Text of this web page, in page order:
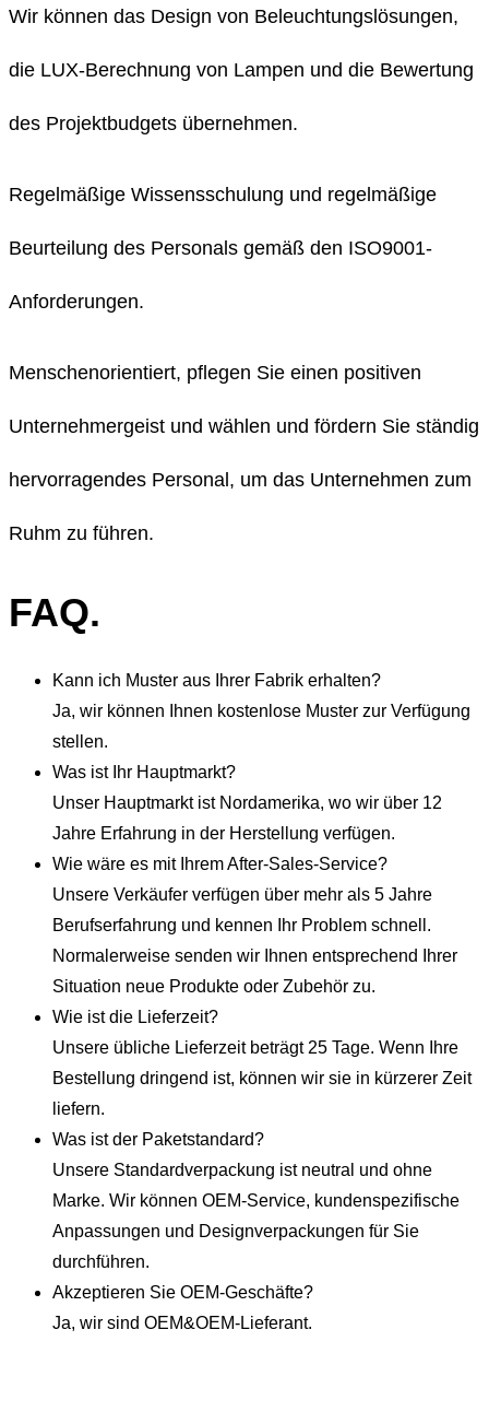
Wir können das Design von Beleuchtungslösungen,
die LUX-Berechnung von Lampen und die Bewertung
des Projektbudgets übernehmen.
Regelmäßige Wissensschulung und regelmäßige
Beurteilung des Personals gemäß den ISO9001-
Anforderungen.
Menschenorientiert, pflegen Sie einen positiven
Unternehmergeist und wählen und fördern Sie ständig
hervorragendes Personal, um das Unternehmen zum
Ruhm zu führen.
FAQ.
Kann ich Muster aus Ihrer Fabrik erhalten?
Ja, wir können Ihnen kostenlose Muster zur Verfügung
stellen.
Was ist Ihr Hauptmarkt?
Unser Hauptmarkt ist Nordamerika, wo wir über 12
Jahre Erfahrung in der Herstellung verfügen.
Wie wäre es mit Ihrem After-Sales-Service?
Unsere Verkäufer verfügen über mehr als 5 Jahre
Berufserfahrung und kennen Ihr Problem schnell.
Normalerweise senden wir Ihnen entsprechend Ihrer
Situation neue Produkte oder Zubehör zu.
Wie ist die Lieferzeit?
Unsere übliche Lieferzeit beträgt 25 Tage. Wenn Ihre
Bestellung dringend ist, können wir sie in kürzerer Zeit
liefern.
Was ist der Paketstandard?
Unsere Standardverpackung ist neutral und ohne
Marke. Wir können OEM-Service, kundenspezifische
Anpassungen und Designverpackungen für Sie
durchführen.
Akzeptieren Sie OEM-Geschäfte?
Ja, wir sind OEM&OEM-Lieferant.